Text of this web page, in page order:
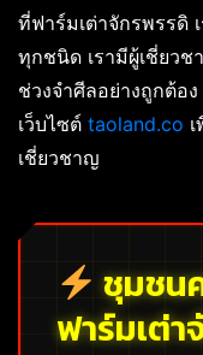
ที่ฟาร์มเต่าจักรพรรดิ
ทุกชนิด เรามีผู้เชี่ยว
ช่วงจำศีลอย่างถูกต้อ
เว็บไซต์ taoland.co
เชี่ยวชาญ
ชุมชน
ฟาร์มเต่